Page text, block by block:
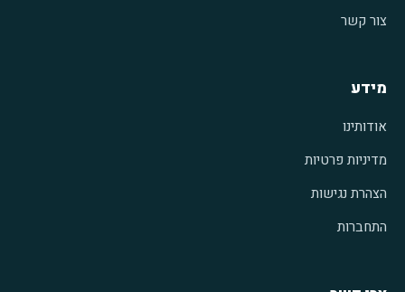
צור קשר
מידע
אודותינו
מדיניות פרטיות
הצהרת נגישות
התחברות